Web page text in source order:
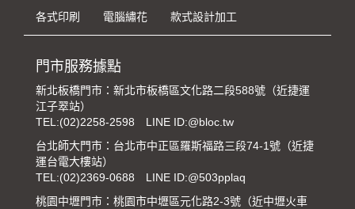
各式印刷 電腦繡花 款式設計加工
門市服務據點
新北板橋門市：新北市板橋區文化路二段588號（近捷運
江子翠站）
TEL:(02)2258-2598
LINE ID:@bloc.tw
台北師大門市：台北市中正區羅斯福路三段74-1號（近捷
運台電大樓站）
TEL:(02)2369-0688
LINE ID:@503pplaq
桃園中壢門市：桃園市中壢區元化路2-3號（近中壢火車